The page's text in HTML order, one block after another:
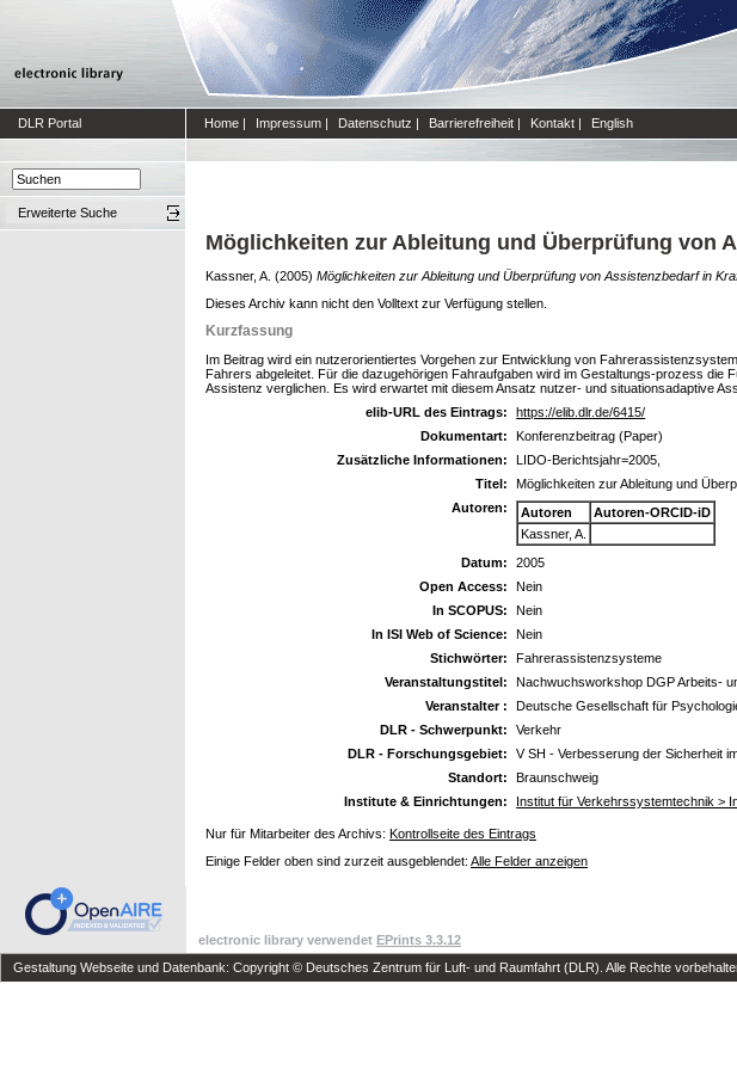
DLR Portal Home | Impressum | Datenschutz | Barrierefreiheit | Kontakt | English
Erweiterte Suche
Möglichkeiten zur Ableitung und Überprüfung von
Kassner, A. (2005) Möglichkeiten zur Ableitung und Überprüfung von Assistenzbedarf in
Dieses Archiv kann nicht den Volltext zur Verfügung stellen.
Kurzfassung
Im Beitrag wird ein nutzerorientiertes Vorgehen zur Entwicklung von
Fahrers abgeleitet. Für die dazugehörigen Fahraufgaben wird im Gestaltungs-prozess
Assistenz verglichen. Es wird erwartet mit diesem Ansatz nutzer- und situationsadaptive
elib-URL des Eintrags:
https://elib.dlr.de/6415/
Dokumentart:
Konferenzbeitrag (Paper)
Zusätzliche Informationen:
LIDO-Berichtsjahr=2005,
Titel:
Möglichkeiten zur Ableitung und
Autoren:
Autoren
Autoren-ORCID-iD
Kassner, A.
Datum:
2005
Open Access:
Nein
In SCOPUS:
Nein
In ISI Web of Science:
Nein
Stichwörter:
Fahrerassistenzsysteme
Veranstaltungstitel:
Nachwuchsworkshop DGP Arbeits-
Veranstalter :
Deutsche Gesellschaft für
DLR - Schwerpunkt:
Verkehr
DLR - Forschungsgebiet:
V SH - Verbesserung der Sicherheit
Standort:
Braunschweig
Institute & Einrichtungen:
Institut für Verkehrssystemtechnik >
Nur für Mitarbeiter des Archivs: Kontrollseite des Eintrags
Einige Felder oben sind zurzeit ausgeblendet: Alle Felder anzeigen
electronic library verwendet EPrints 3.3.12
Gestaltung Webseite und Datenbank: Copyright © Deutsches Zentrum für Luft- und Raumfahrt (DLR). Alle Rechte